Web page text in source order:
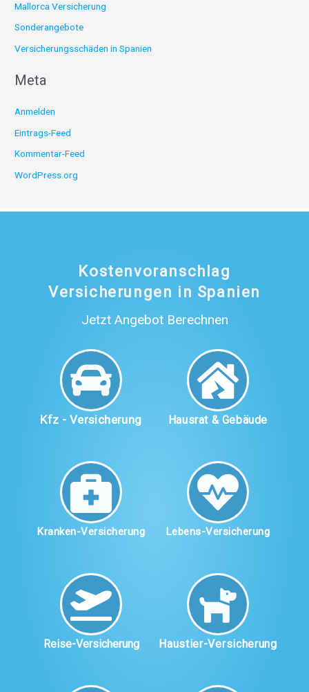
Mallorca Versicherung
Sonderangebote
Versicherungsschäden in Spanien
Meta
Anmelden
Eintrags-Feed
Kommentar-Feed
WordPress.org
Kostenvoranschlag
Versicherungen in Spanien
Jetzt Angebot Berechnen
Kfz - Versicherung Hausrat & Gebäude
Kranken-Versicherung Lebens-Versicherung
Reise-Versicherung Haustier-Versicherung